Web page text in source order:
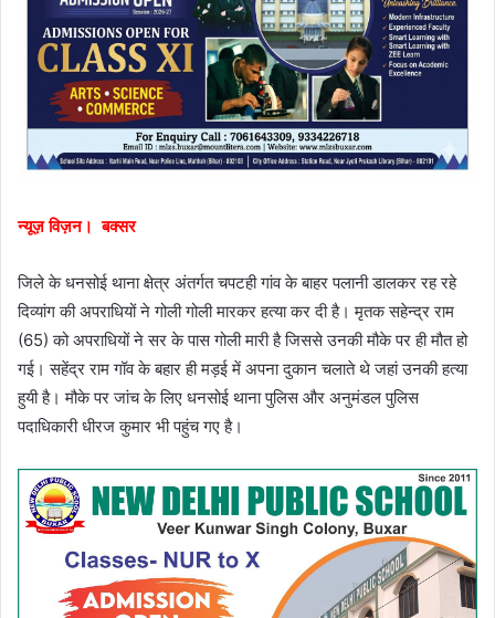
न्यूज़ विज़न। बक्सर
जिले के धनसोई थाना क्षेत्र अंतर्गत चपटही गांव के बाहर पलानी डालकर रह रहे
दिव्यांग की अपराधियों ने गोली गोली मारकर हत्या कर दी है। मृतक सहेन्द्र राम
(65) को अपराधियों ने सर के पास गोली मारी है जिससे उनकी मौके पर ही मौत हो
गई। सहेंद्र राम गॉव के बहार ही मड़ई में अपना दुकान चलाते थे जहां उनकी हत्या
हुयी है। मौके पर जांच के लिए धनसोई थाना पुलिस और अनुमंडल पुलिस
पदाधिकारी धीरज कुमार भी पहुंच गए है।